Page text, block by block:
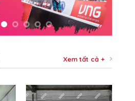
Xem tất cả +